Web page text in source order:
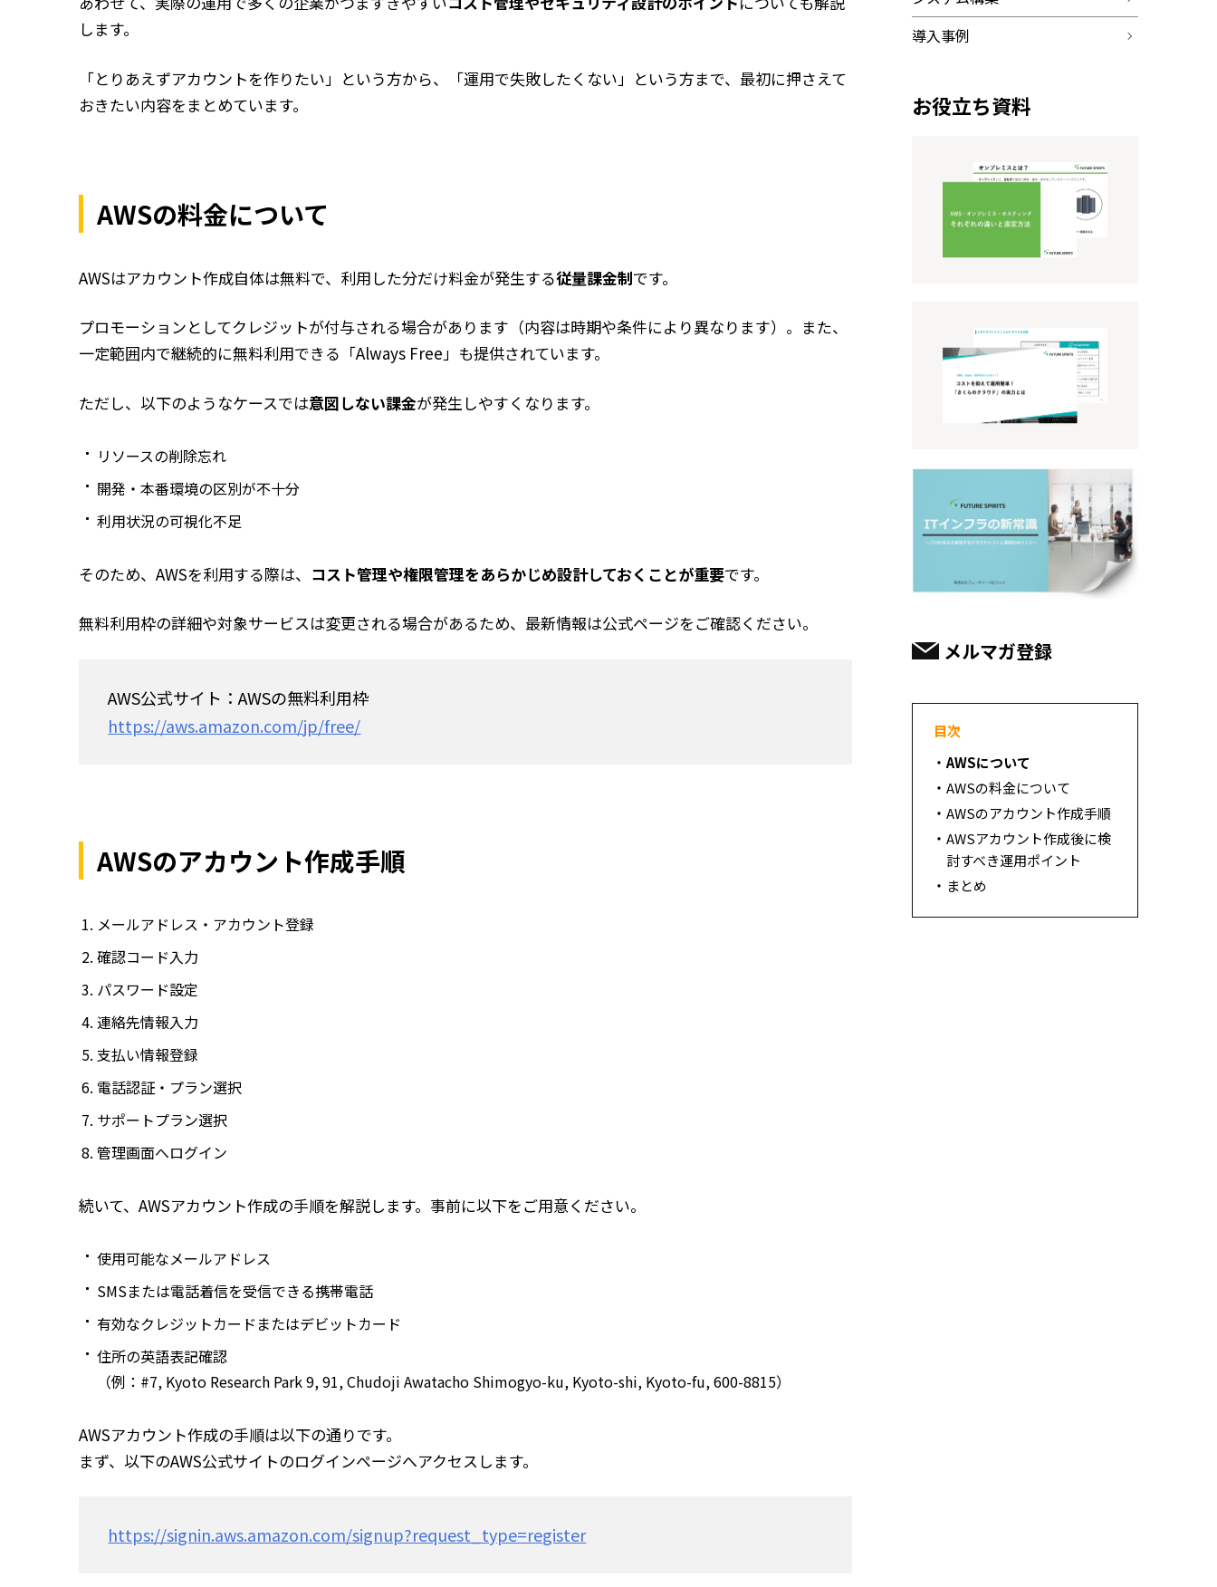
します。
「とりあえずアカウントを作りたい」という方から、「運用で失敗したくない」という方まで、最初に押さえて
おきたい内容をまとめています。
AWSの料金について
AWSはアカウント作成自体は無料で、利用した分だけ料金が発生する従量課金制です。
プロモーションとしてクレジットが付与される場合があります（内容は時期や条件により異なります）。また、
一定範囲内で継続的に無料利用できる「Always Free」も提供されています。
ただし、以下のようなケースでは意図しない課金が発生しやすくなります。
リソースの削除忘れ
開発・本番環境の区別が不十分
利用状況の可視化不足
そのため、AWSを利用する際は、 コスト管理や権限管理をあらかじめ設計しておくことが重要です。
無料利用枠の詳細や対象サービスは変更される場合があるため、最新情報は公式ページをご確認ください。
AWS公式サイト：AWSの無料利用枠
https://aws.amazon.com/jp/free/
AWSのアカウント作成手順
メールアドレス・アカウント登録
確認コード入力
パスワード設定
連絡先情報入力
支払い情報登録
電話認証・プラン選択
サポートプラン選択
管理画面へログイン
続いて、AWSアカウント作成の手順を解説します。事前に以下をご用意ください。
使用可能なメールアドレス
SMSまたは電話着信を受信できる携帯電話
有効なクレジットカードまたはデビットカード
住所の英語表記確認
（例：#7, Kyoto Research Park 9, 91, Chudoji Awatacho Shimogyo-ku, Kyoto-shi, Kyoto-fu, 600-8815）
AWSアカウント作成の手順は以下の通りです。
まず、以下のAWS公式サイトのログインページへアクセスします。
https://signin.aws.amazon.com/signup?request_type=register
導入事例
お役立ち資料
メルマガ登録
目次
AWSについて
AWSの料金について
AWSのアカウント作成手順
AWSアカウント作成後に検
討すべき運用ポイント
まとめ